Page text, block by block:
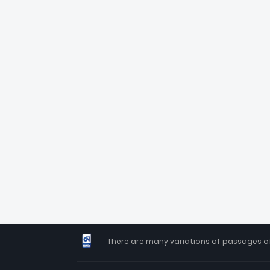
There are many variations of passages